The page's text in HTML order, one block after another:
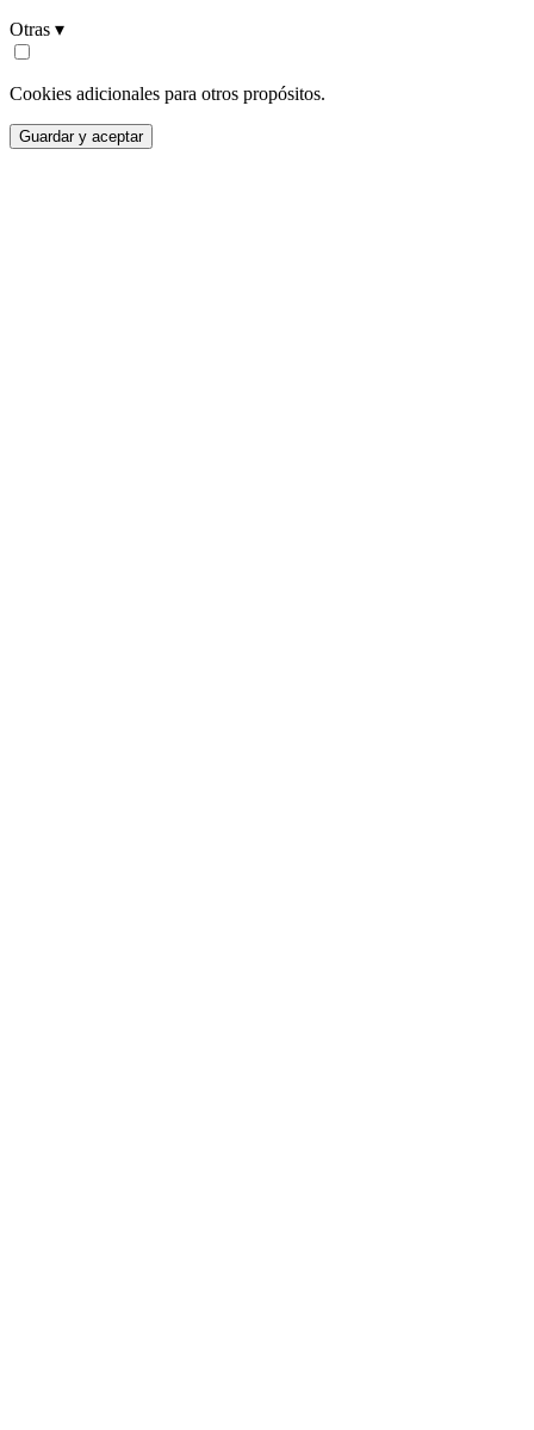
Otras ▾
Cookies adicionales para otros propósitos.
Guardar y aceptar